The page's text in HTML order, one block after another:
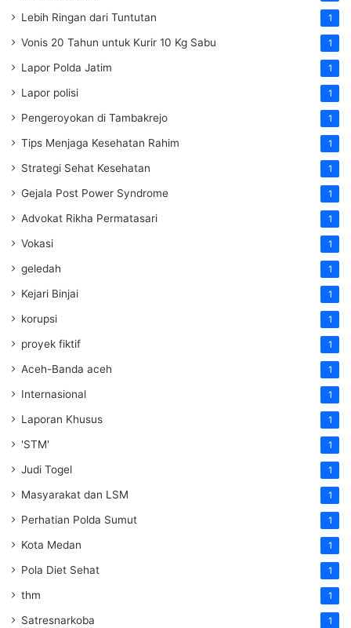
Lebih Ringan dari Tuntutan 1
Vonis 20 Tahun untuk Kurir 10 Kg Sabu 1
Lapor Polda Jatim 1
Lapor polisi 1
Pengeroyokan di Tambakrejo 1
Tips Menjaga Kesehatan Rahim 1
Strategi Sehat Kesehatan 1
Gejala Post Power Syndrome 1
Advokat Rikha Permatasari 1
Vokasi 1
geledah 1
Kejari Binjai 1
korupsi 1
proyek fiktif 1
Aceh-Banda aceh 1
Internasional 1
Laporan Khusus 1
'STM' 1
Judi Togel 1
Masyarakat dan LSM 1
Perhatian Polda Sumut 1
Kota Medan 1
Pola Diet Sehat 1
thm 1
Satresnarkoba 1